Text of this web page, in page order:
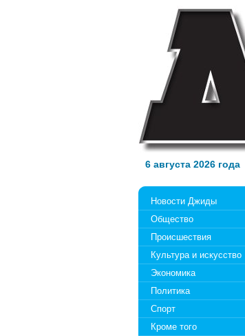
6 августа 2026 года
Новости Джиды
Общество
Происшествия
Культура и искусство
Экономика
Политика
Спорт
Кроме того